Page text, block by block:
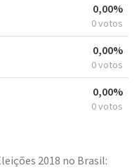
0,00%
0 votos
0,00%
0 votos
0,00%
0 votos
2018 no Brasil: